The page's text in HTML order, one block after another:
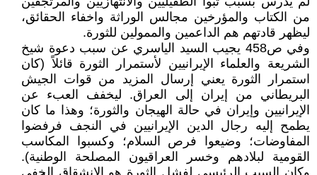
من الكتاب والمؤرخين مجالس الوراثة واخفاء الحقائق،
ليظهر قادتهم هم الداعمين والممولين للثورة.
وفي ص458 يجيب السيد الياسري عن سبب دعوة شيخ
الشريعة والعلماء الإيرانيين لأستمرار الثورة قائلاً (كان
استمرار الثورة يعني إرسال المزيد من قوات الجيش
البريطاني من إيران إلى العراق. ليخفف العبء عن
الإيرانيين وإيران في حالة الهيجان والثورة؛ وهذا ما كان
يطمح إليه رجال الدين الإيرانيين في النجف فرفضوا
المفاوضات؛ وضيعوا فرص السلام؛ وكسبوا المكاسب
القومية لبلادهم وخسر العراقيون المصلحة الوطنية).